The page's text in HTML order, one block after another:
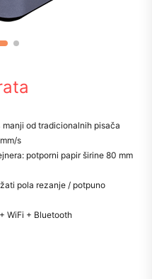
od tradicionalnih pisača
s
potporni papir širine 80 mm
pola rezanje / potpuno
WiFi + Bluetooth